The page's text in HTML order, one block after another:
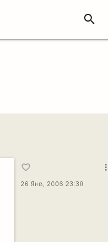
search
favorite_border
26 Янв, 2006 23:30
more_vert